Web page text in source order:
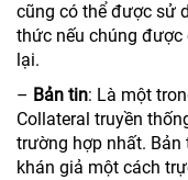
cũng có thể được sử
thức nếu chúng được
lại.
– Bản tin: Là một
Collateral truyền
trường hợp nhất.
khán giả một cách